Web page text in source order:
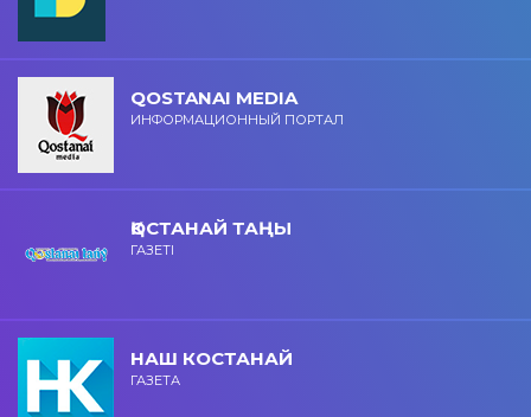
QOSTANAI MEDIA
ИНФОРМАЦИОННЫЙ ПОРТАЛ
ҚОСТАНАЙ ТАҢЫ
ГАЗЕТІ
НАШ КОСТАНАЙ
ГАЗЕТА